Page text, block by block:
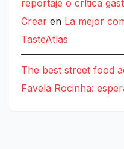
reportaje o crítica
Crear en La mejor
TasteAtlas
The best street food
Favela Rocinha: